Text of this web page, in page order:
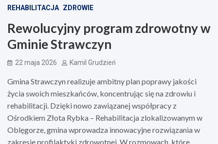
REHABILITACJA ZDROWIE
Rewolucyjny program zdrowotny w
Gminie Strawczyn
22 maja 2026 Kamil Grudzień
Gmina Strawczyn realizuje ambitny plan poprawy jakości
życia swoich mieszkańców, koncentrując się na zdrowiu i
rehabilitacji. Dzięki nowo zawiązanej współpracy z
Ośrodkiem Złota Rybka – Rehabilitacja zlokalizowanym w
Oblęgorze, gmina wprowadza innowacyjne rozwiązania w
zakresie profilaktyki zdrowotnej. W rozmowach, które